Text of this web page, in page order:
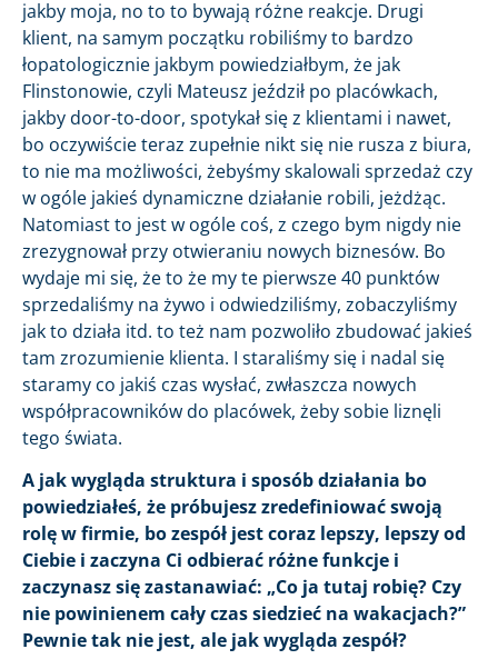
jakby moja, no to to bywają różne reakcje. Drugi
klient, na samym początku robiliśmy to bardzo
łopatologicznie jakbym powiedziałbym, że jak
Flinstonowie, czyli Mateusz jeździł po placówkach,
jakby door-to-door, spotykał się z klientami i nawet,
bo oczywiście teraz zupełnie nikt się nie rusza z biura,
to nie ma możliwości, żebyśmy skalowali sprzedaż czy
w ogóle jakieś dynamiczne działanie robili, jeżdżąc.
Natomiast to jest w ogóle coś, z czego bym nigdy nie
zrezygnował przy otwieraniu nowych biznesów. Bo
wydaje mi się, że to że my te pierwsze 40 punktów
sprzedaliśmy na żywo i odwiedziliśmy, zobaczyliśmy
jak to działa itd. to też nam pozwoliło zbudować jakieś
tam zrozumienie klienta. I staraliśmy się i nadal się
staramy co jakiś czas wysłać, zwłaszcza nowych
współpracowników do placówek, żeby sobie liznęli
tego świata.
A jak wygląda struktura i sposób działania bo
powiedziałeś, że próbujesz zredefiniować swoją
rolę w firmie, bo zespół jest coraz lepszy, lepszy od
Ciebie i zaczyna Ci odbierać różne funkcje i
zaczynasz się zastanawiać: „Co ja tutaj robię? Czy
nie powinienem cały czas siedzieć na wakacjach?”
Pewnie tak nie jest, ale jak wygląda zespół?